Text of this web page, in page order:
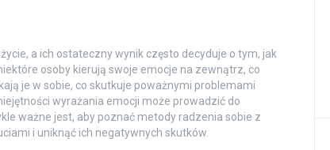
a ich ostateczny wynik często decyduje o tym, jak
osoby kierują swoje emocje na zewnątrz, co
je w sobie, co skutkuje poważnymi problemami
wyrażania emocji może prowadzić do
ważne jest, aby poznać metody radzenia sobie z
i uniknąć ich negatywnych skutków.